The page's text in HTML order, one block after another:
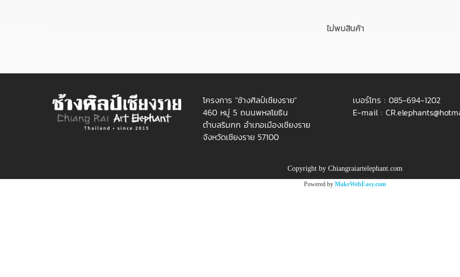
ไม่พบสินค้า
โครงการ "ช้างศิลป์เชียงราย"
460 หมู่ 5 ถนนพหลโยธิน
ตำบลริมกก อำเภอเมืองเชียงราย
จังหวัดเชียงราย 57100
เบอร์โทร : 085-694-1202
E-mail :
Copyright by Chiangraiartelephant.com
Powered by MakeWebEasy.com